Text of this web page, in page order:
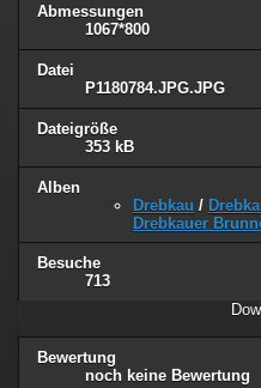
Abmessungen
1067*800
Datei
P1180784.JPG.JPG
Dateigröße
353 kB
Alben
Drebkau /
Drebkauer
Besuche
713
Bewertung
noch keine Bewertung